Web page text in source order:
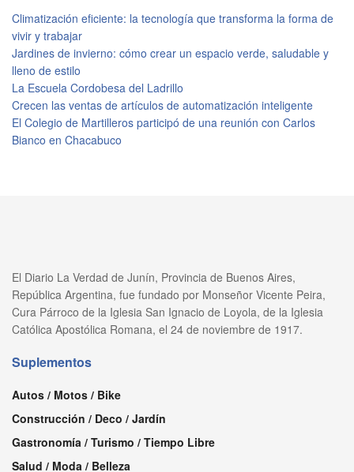
Climatización eficiente: la tecnología que transforma la forma de
vivir y trabajar
Jardines de invierno: cómo crear un espacio verde, saludable y
lleno de estilo
La Escuela Cordobesa del Ladrillo
Crecen las ventas de artículos de automatización inteligente
El Colegio de Martilleros participó de una reunión con Carlos
Bianco en Chacabuco
El Diario La Verdad de Junín, Provincia de Buenos Aires,
República Argentina, fue fundado por Monseñor Vicente Peira,
Cura Párroco de la Iglesia San Ignacio de Loyola, de la Iglesia
Católica Apostólica Romana, el 24 de noviembre de 1917.
Suplementos
Autos / Motos / Bike
Construcción / Deco / Jardín
Gastronomía / Turismo / Tiempo Libre
Salud / Moda / Belleza